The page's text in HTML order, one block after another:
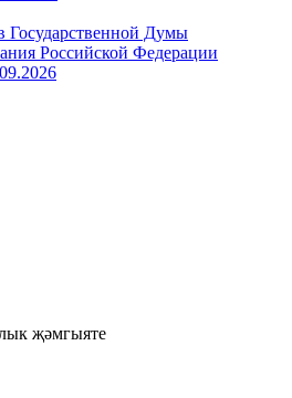
Государственной Думы
Российской Федерации
җәмгыяте